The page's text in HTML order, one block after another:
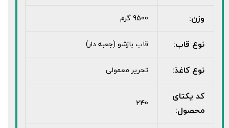
وزن: 9500 گرم
نوع قاب: قاب بازشو (جعبه دار)
نوع کاغذ: تحریر معمولی
کد یکتای
محصول:
240